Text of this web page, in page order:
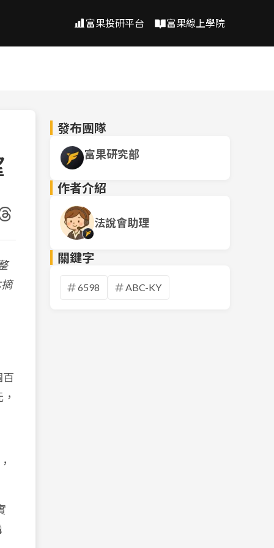
富果投研平台 富果線上學院
百
發布團隊
富果研究部
作者介紹
法說會助理
關鍵字
6598 ABC-KY